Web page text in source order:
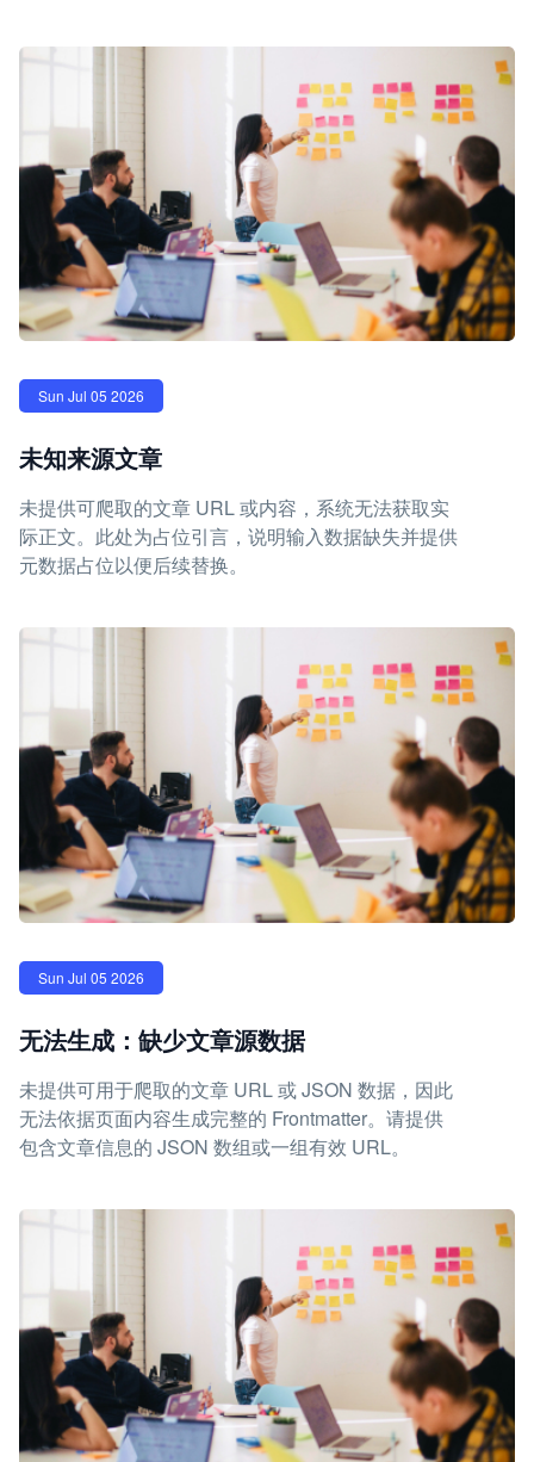
Sun Jul 05 2026
未知来源文章
未提供可爬取的文章 URL 或内容，系统无法获取实
际正文。此处为占位引言，说明输入数据缺失并提供
元数据占位以便后续替换。
Sun Jul 05 2026
无法生成：缺少文章源数据
未提供可用于爬取的文章 URL 或 JSON 数据，因此
无法依据页面内容生成完整的 Frontmatter。请提供
包含文章信息的 JSON 数组或一组有效 URL。